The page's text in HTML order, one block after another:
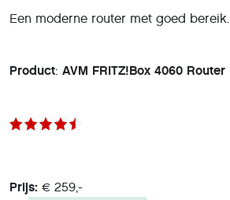
Een moderne router met goed bereik.
Product: AVM FRITZ!Box 4060 Router
Prijs: € 259,-